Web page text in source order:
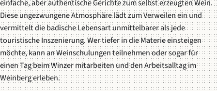
einfache, aber authentische Gerichte zum selbst erzeugten Wein.
Diese ungezwungene Atmosphäre lädt zum Verweilen ein und
vermittelt die badische Lebensart unmittelbarer als jede
touristische Inszenierung. Wer tiefer in die Materie einsteigen
möchte, kann an Weinschulungen teilnehmen oder sogar für
einen Tag beim Winzer mitarbeiten und den Arbeitsalltag im
Weinberg erleben.